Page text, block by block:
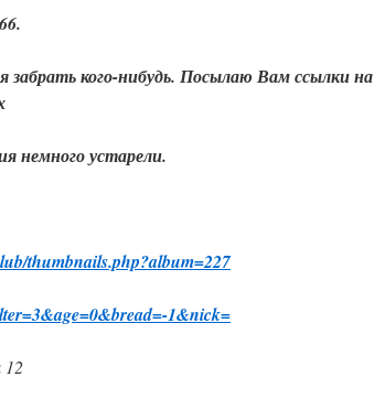
забрать кого-нибудь. Посылаю Вам ссылки на
немного устарели.
thumbnails.php?album=227
1&nick=
12